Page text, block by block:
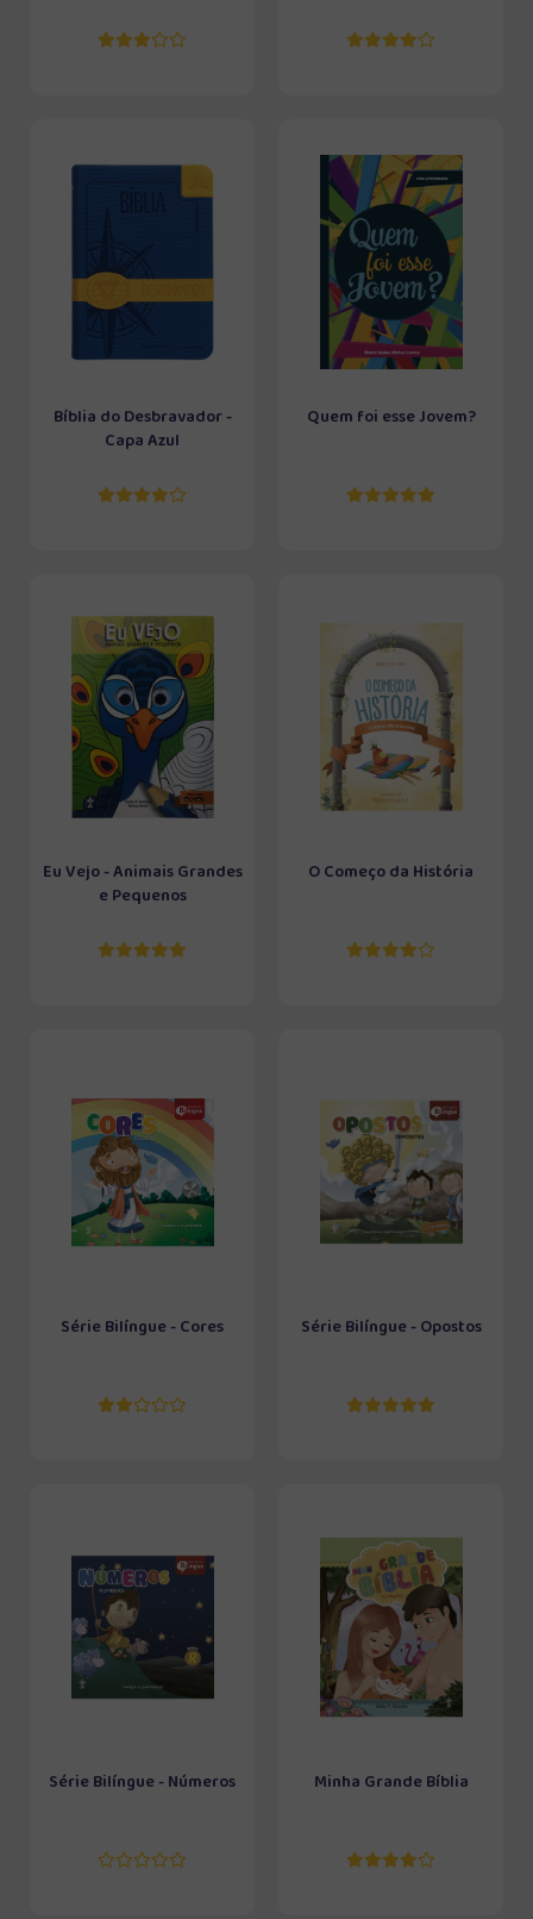
Bíblia do Desbravador -
Capa Azul
Quem foi esse Jovem?
Eu Vejo - Animais Grandes
e Pequenos
O Começo da História
Série Bilíngue - Cores Série Bilíngue - Opostos
Série Bilíngue - Números Minha Grande Bíblia